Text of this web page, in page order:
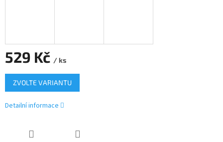
529 Kč / ks
Měrná
cena:
ZVOLTE VARIANTU
Detailní informace